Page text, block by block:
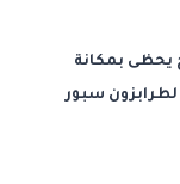
يحظى بمكانة
سبور